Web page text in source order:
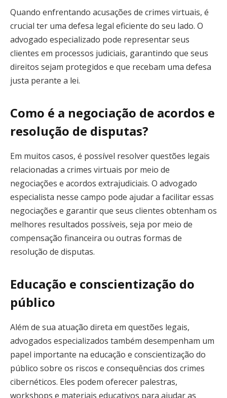
Quando enfrentando acusações de crimes virtuais, é
crucial ter uma defesa legal eficiente do seu lado. O
advogado especializado pode representar seus
clientes em processos judiciais, garantindo que seus
direitos sejam protegidos e que recebam uma defesa
justa perante a lei.
Como é a negociação de acordos e
resolução de disputas?
Em muitos casos, é possível resolver questões legais
relacionadas a crimes virtuais por meio de
negociações e acordos extrajudiciais. O advogado
especialista nesse campo pode ajudar a facilitar essas
negociações e garantir que seus clientes obtenham os
melhores resultados possíveis, seja por meio de
compensação financeira ou outras formas de
resolução de disputas.
Educação e conscientização do
público
Além de sua atuação direta em questões legais,
advogados especializados também desempenham um
papel importante na educação e conscientização do
público sobre os riscos e consequências dos crimes
cibernéticos. Eles podem oferecer palestras,
workshops e materiais educativos para ajudar as